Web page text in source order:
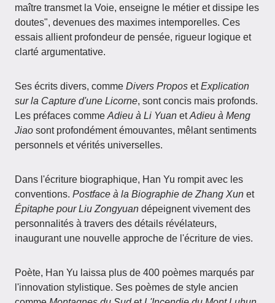
maître transmet la Voie, enseigne le métier et dissipe les
doutes", devenues des maximes intemporelles. Ces
essais allient profondeur de pensée, rigueur logique et
clarté argumentative.
Ses écrits divers, comme Divers Propos etExplication
sur la Capture d'une Licorne, sont concis mais profonds.
Les préfaces comme Adieu à Li Yuan etAdieu à Meng
Jiao sont profondément émouvantes, mêlant sentiments
personnels et vérités universelles.
Dans l'écriture biographique, Han Yu rompit avec les
conventions. Postface à la Biographie de Zhang Xun et
Épitaphe pour Liu Zongyuan dépeignent vivement des
personnalités à travers des détails révélateurs,
inaugurant une nouvelle approche de l'écriture de vies.
Poète, Han Yu laissa plus de 400 poèmes marqués par
l'innovation stylistique. Ses poèmes de style ancien